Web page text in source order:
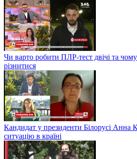
Чи варто робити ПЛР-тест двічі та
різнитися
Кандидат у президенти Білорусі Анна
ситуацію в країні